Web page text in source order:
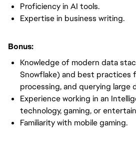
Proficiency in AI tools.
Expertise in business writing.
Bonus:
Knowledge of modern data
Snowflake) and best practices
processing, and querying large
Experience working in an
technology, gaming, or
Familiarity with mobile gaming.